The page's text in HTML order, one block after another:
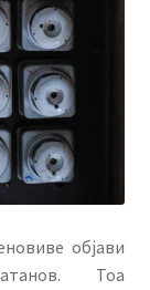
објави
Тоа